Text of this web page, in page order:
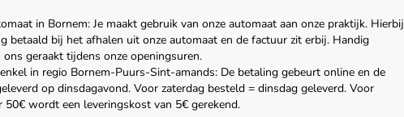
in Bornem: Je maakt gebruik van onze automaat aan onze praktijk. Hierbij
betaald bij het afhalen uit onze automaat en de factuur zit erbij. Handig
geraakt tijdens onze openingsuren.
in regio Bornem-Puurs-Sint-amands: De betaling gebeurt online en de
op dinsdagavond. Voor zaterdag besteld = dinsdag geleverd. Voor
50€ wordt een leveringskost van 5€ gerekend.